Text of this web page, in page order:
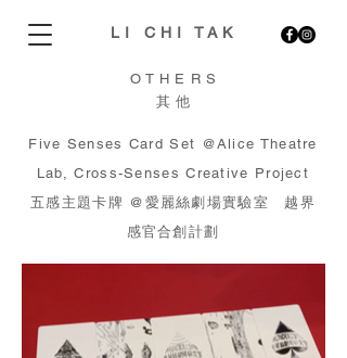
LI CHI TAK
OTHERS
​其他
​Five Senses Card Set @Alice Theatre
Lab, Cross-Senses Creative Project
五感主題卡牌 @愛麗絲劇場實驗室 越界
感官合創計劃